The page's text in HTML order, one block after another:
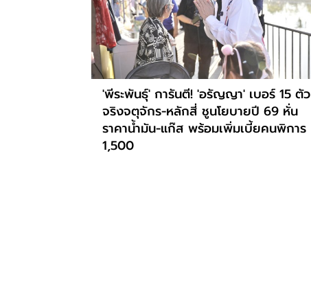
'พีระพันธุ์' การันตี! 'อรัญญา' เบอร์ 15 ตัว
จริงจตุจักร-หลักสี่ ชูนโยบายปี 69 หั่น
ราคาน้ำมัน-แก๊ส พร้อมเพิ่มเบี้ยคนพิการ
1,500